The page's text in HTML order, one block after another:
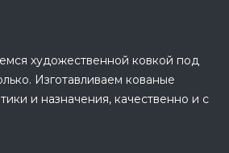
художественной ковкой под
Изготавливаем кованые
и назначения, качественно и с